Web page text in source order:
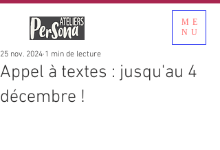
ME
NU
Appel à textes : jusqu'au 4
décembre !
25 nov. 2024 1 min de lecture